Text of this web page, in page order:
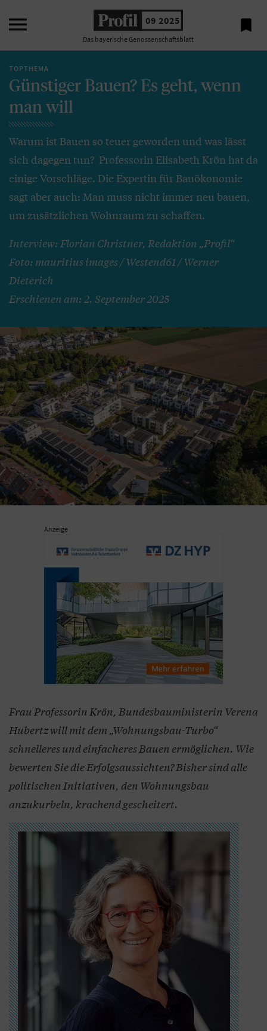
 09 2025
Das bayerische Genossenschaftsblatt

TOPTHEMA
Günstiger Bauen? Es geht, wenn
man will
Warum ist Bauen so teuer geworden und was lässt
sich dagegen tun? Professorin Elisabeth Krön hat da
einige Vorschläge. Die Expertin für Bauökonomie
sagt aber auch: Man muss nicht immer neu bauen,
um zusätzlichen Wohnraum zu schaffen.
Interview: Florian Christner, Redaktion „Profil“
Foto: mauritius images / Westend61 / Werner
Dieterich
Erschienen am: 2. September 2025
Anzeige
Frau Professorin Krön, Bundesbauministerin Verena
Hubertz will mit dem „Wohnungsbau-Turbo“
schnelleres und einfacheres Bauen ermöglichen. Wie
bewerten Sie die Erfolgsaussichten? Bisher sind alle
politischen Initiativen, den Wohnungsbau
anzukurbeln, krachend gescheitert.